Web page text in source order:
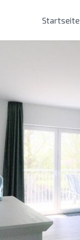
Startseite